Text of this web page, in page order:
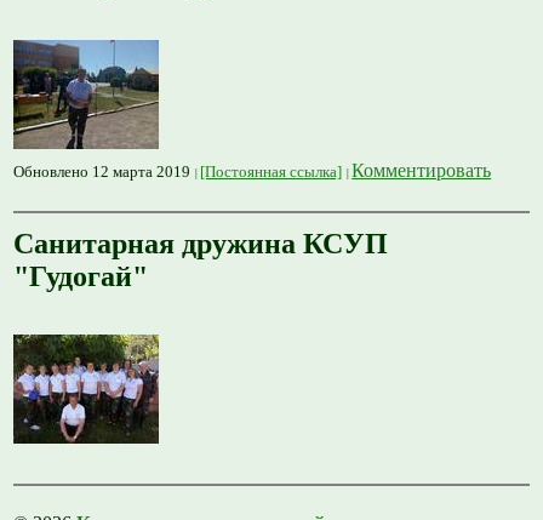
Обновлено 12 марта 2019 [Постоянная ссылка] Комментировать
Санитарная дружина КСУП
"Гудогай"